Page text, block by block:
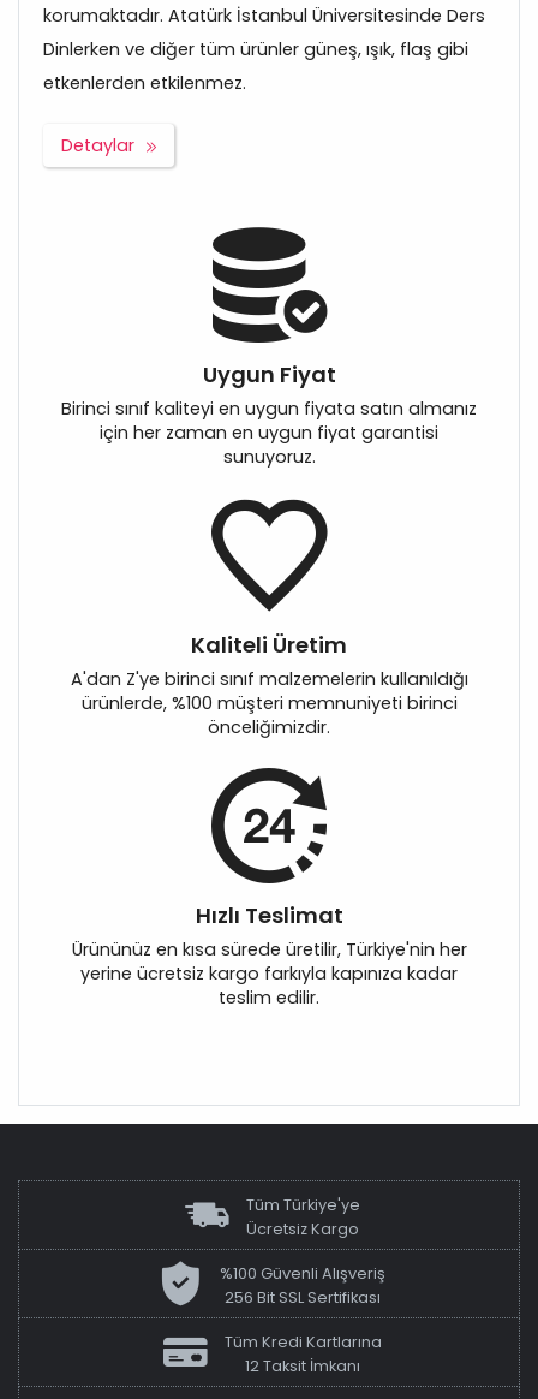
korumaktadır. Atatürk İstanbul Üniversitesinde Ders
Dinlerken ve diğer tüm ürünler güneş, ışık, flaş gibi
etkenlerden etkilenmez.
Detaylar
Uygun Fiyat
Birinci sınıf kaliteyi en uygun fiyata satın almanız
için her zaman en uygun fiyat garantisi
sunuyoruz.
Kaliteli Üretim
A'dan Z'ye birinci sınıf malzemelerin kullanıldığı
ürünlerde, %100 müşteri memnuniyeti birinci
önceliğimizdir.
Hızlı Teslimat
Ürününüz en kısa sürede üretilir, Türkiye'nin her
yerine ücretsiz kargo farkıyla kapınıza kadar
teslim edilir.
Tüm Türkiye'ye
Ücretsiz Kargo
%100 Güvenli Alışveriş
256 Bit SSL Sertifikası
Tüm Kredi Kartlarına
12 Taksit İmkanı